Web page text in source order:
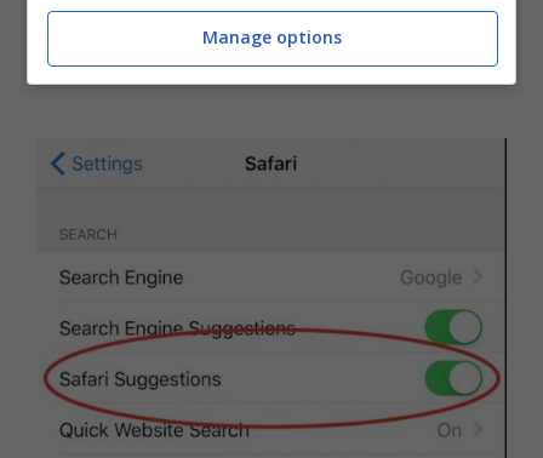
Manage options